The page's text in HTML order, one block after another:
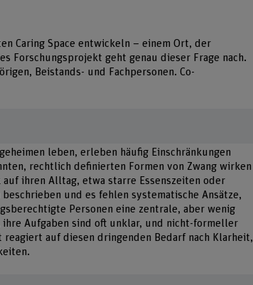
Caring Space entwickeln – einem Ort, der
Forschungsprojekt geht genau dieser Frage nach.
Beistands- und Fachpersonen. Co-
leben, erleben häufig Einschränkungen
rechtlich definierten Formen von Zwang wirken
ihren Alltag, etwa starre Essenszeiten oder
und es fehlen systematische Ansätze,
Personen eine zentrale, aber wenig
Aufgaben sind oft unklar, und nicht-formeller
auf diesen dringenden Bedarf nach Klarheit,